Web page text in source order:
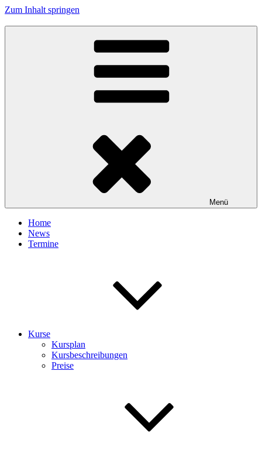
Zum Inhalt springen
Menü
Home
News
Termine
Kurse
Kursplan
Kursbeschreibungen
Preise